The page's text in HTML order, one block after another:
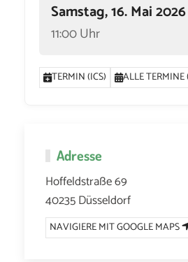
Samstag, 16. Mai 2026
11:00 Uhr
TERMIN (ICS) ALLE TERMINE
Adresse
Hoffeldstraße 69
40235 Düsseldorf
NAVIGIERE MIT GOOGLE MAPS